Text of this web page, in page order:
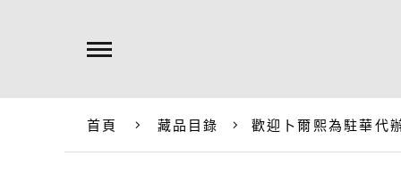
首頁 藏品目錄 歡迎卜爾熙為駐華代